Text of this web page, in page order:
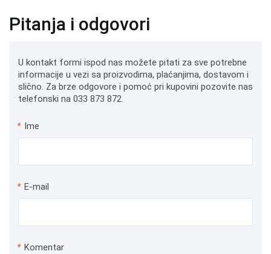
Pitanja i odgovori
U kontakt formi ispod nas možete pitati za sve potrebne
informacije u vezi sa proizvodima, plaćanjima, dostavom i
slično. Za brze odgovore i pomoć pri kupovini pozovite nas
telefonski na 033 873 872.
* Ime
* E-mail
* Komentar